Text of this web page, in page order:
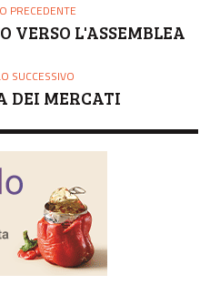
PRECEDENTE
VERSO L'ASSEMBLEA
SUCCESSIVO
DEI MERCATI